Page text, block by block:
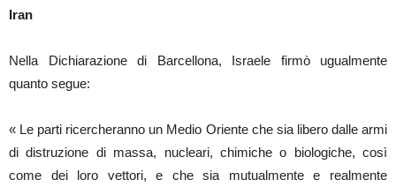
Iran
Nella Dichiarazione di Barcellona, Israele firmò ugualmente
quanto segue:
« Le parti ricercheranno un Medio Oriente che sia libero dalle armi
di distruzione di massa, nucleari, chimiche o biologiche, così
come dei loro vettori, e che sia mutualmente e realmente